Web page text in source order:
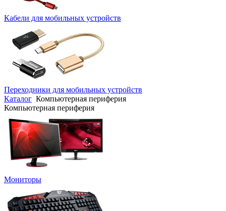
Кабели для мобильных устройств
Переходники для мобильных устройств
Каталог Компьютерная периферия
Компьютерная периферия
Мониторы